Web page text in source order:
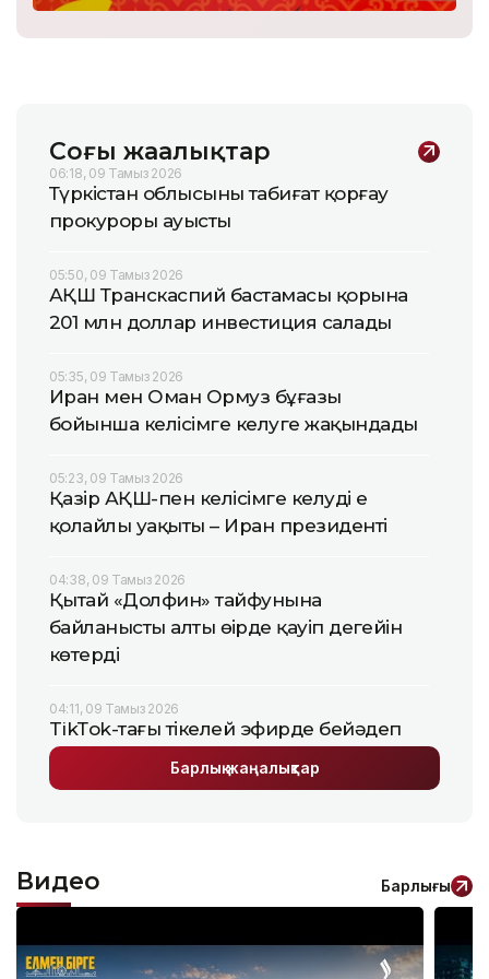
Соңғы жаңалықтар
06:18, 09 Тамыз 2026
Түркістан облысының табиғат қорғау
прокуроры ауысты
05:50, 09 Тамыз 2026
АҚШ Транскаспий бастамасы қорына
201 млн доллар инвестиция салады
05:35, 09 Тамыз 2026
Иран мен Оман Ормуз бұғазы
бойынша келісімге келуге жақындады
05:23, 09 Тамыз 2026
Қазір АҚШ-пен келісімге келудің ең
қолайлы уақыты – Иран президенті
04:38, 09 Тамыз 2026
Қытай «Долфин» тайфунына
байланысты алты өңірде қауіп деңгейін
көтерді
04:11, 09 Тамыз 2026
TikТok-тағы тікелей эфирде бейәдеп
сөз айтқан қызылордалық бойжеткен
жазаланды
«Отырар» музей-қорығында көрме
ашылды
03:12, 09 Тамыз 2026
Барлық жаңалықтар
Видео Барлығы